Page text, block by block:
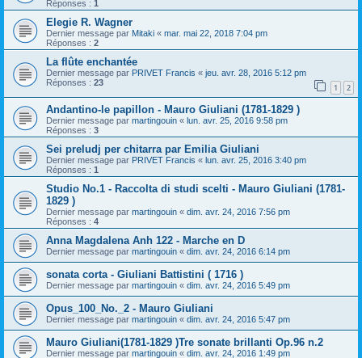
Réponses : 1
Elegie R. Wagner
Dernier message par Mitaki « mar. mai 22, 2018 7:04 pm
Réponses : 2
La flûte enchantée
Dernier message par PRIVET Francis « jeu. avr. 28, 2016 5:12 pm
Réponses : 23 1 2
Andantino-le papillon - Mauro Giuliani (1781-1829 )
Dernier message par martingouin « lun. avr. 25, 2016 9:58 pm
Réponses : 3
Sei preludj per chitarra par Emilia Giuliani
Dernier message par PRIVET Francis « lun. avr. 25, 2016 3:40 pm
Réponses : 1
Studio No.1 - Raccolta di studi scelti - Mauro Giuliani (1781-
1829 )
Dernier message par martingouin « dim. avr. 24, 2016 7:56 pm
Réponses : 4
Anna Magdalena Anh 122 - Marche en D
Dernier message par martingouin « dim. avr. 24, 2016 6:14 pm
sonata corta - Giuliani Battistini ( 1716 )
Dernier message par martingouin « dim. avr. 24, 2016 5:49 pm
Opus_100_No._2 - Mauro Giuliani
Dernier message par martingouin « dim. avr. 24, 2016 5:47 pm
Mauro Giuliani(1781-1829 )Tre sonate brillanti Op.96 n.2
Dernier message par martingouin « dim. avr. 24, 2016 1:49 pm